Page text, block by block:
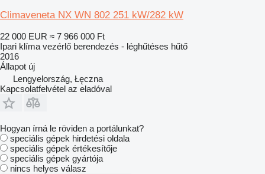
Climaveneta NX WN 802 251 kW/282 kW
22 000 EUR ≈ 7 966 000 Ft
Ipari klíma vezérlő berendezés - léghűtéses hűtő
2016
Állapot új
Lengyelország, Łęczna
Kapcsolatfelvétel az eladóval
Hogyan írná le röviden a portálunkat?
speciális gépek hirdetési oldala
speciális gépek értékesítője
speciális gépek gyártója
nincs helyes válasz